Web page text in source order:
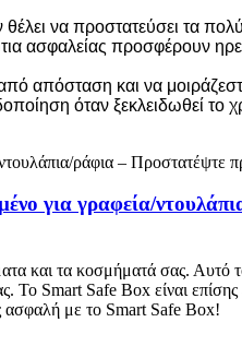
να προστατεύσει τα
ασφαλείας προσφέρουν
απόσταση και να
όταν ξεκλειδωθεί το
για γραφεία/
και τα κοσμήματά σας. Αυτό
Το Smart Safe Box είναι
ασφαλή με το Smart Safe Box!